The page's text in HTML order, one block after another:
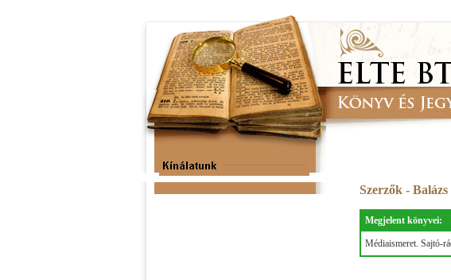
Szerzők -
Megjelent könyvei:
Médiaismeret. Sajtó-